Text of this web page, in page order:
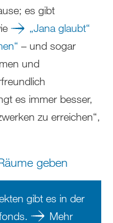
es gibt
„Jana glaubt“
– und sogar
und
es immer besser,
zu erreichen“,
geben
gibt es in der
Mehr